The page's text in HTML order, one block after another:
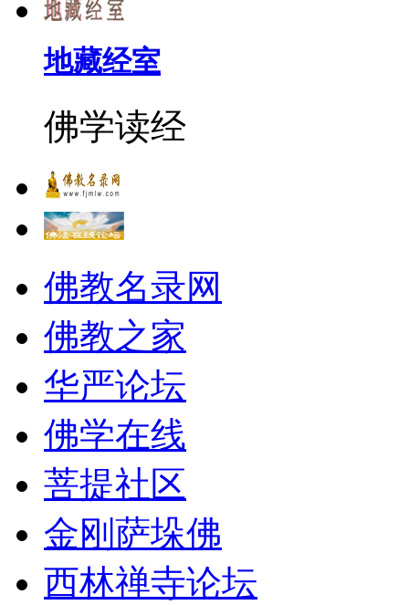
地藏经室
佛学读经
佛教名录网
佛教之家
华严论坛
佛学在线
菩提社区
金刚萨垛佛
西林禅寺论坛